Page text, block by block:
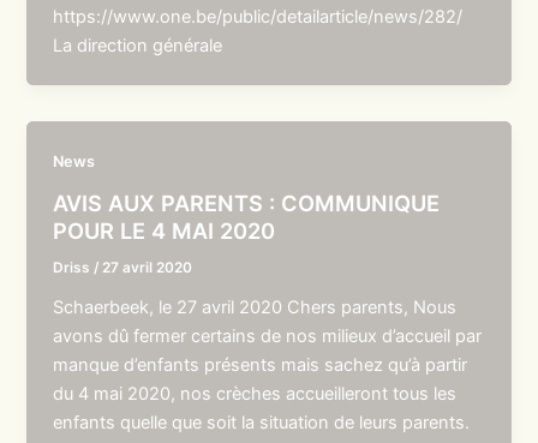
https://www.one.be/public/detailarticle/news/282/
La direction générale
News
AVIS AUX PARENTS : COMMUNIQUE
POUR LE 4 MAI 2020
Driss / 27 avril 2020
Schaerbeek, le 27 avril 2020 Chers parents, Nous
avons dû fermer certains de nos milieux d’accueil par
manque d’enfants présents mais sachez qu’à partir
du 4 mai 2020, nos crèches accueilleront tous les
enfants quelle que soit la situation de leurs parents.